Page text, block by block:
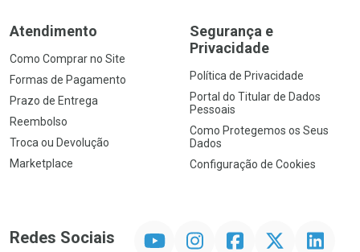
Atendimento
Como Comprar no Site
Formas de Pagamento
Prazo de Entrega
Reembolso
Troca ou Devolução
Marketplace
Segurança e
Privacidade
Política de Privacidade
Portal do Titular de Dados
Pessoais
Como Protegemos os Seus
Dados
Configuração de Cookies
Redes Sociais InstagramFacebookTwitter Linkedin